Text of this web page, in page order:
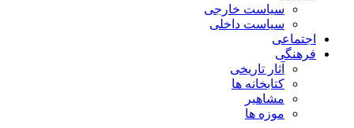
سیاست خارجی
سیاست داخلی
اجتماعی
فرهنگی
آثار تاریخی
کتابخانه ها
مشاهیر
موزه ها